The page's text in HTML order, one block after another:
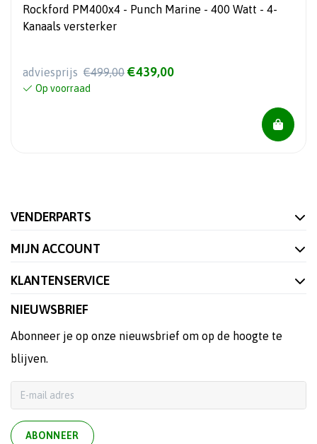
Rockford PM400x4 - Punch Marine - 400 Watt - 4-
Kanaals versterker
adviesprijs €499,00 €439,00
Op voorraad
VENDERPARTS
MIJN ACCOUNT
KLANTENSERVICE
NIEUWSBRIEF
Abonneer je op onze nieuwsbrief om op de hoogte te
blijven.
ABONNEER